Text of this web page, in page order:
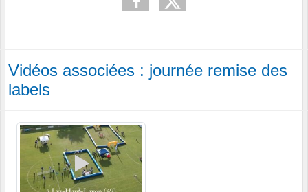
Vidéos associées : journée remise des
labels